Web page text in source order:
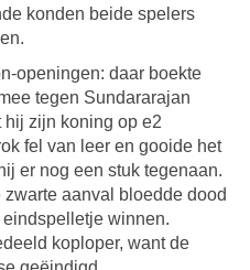
konden beide spelers
openingen: daar boekte
tegen Sundararajan
hij zijn koning op e2
fel van leer en gooide het
er nog een stuk tegenaan.
aanval bloedde dood
winnen.
koploper, want de